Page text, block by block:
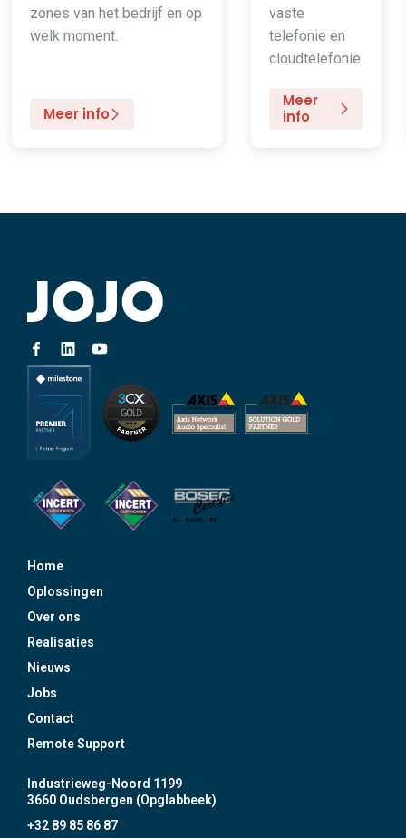
zones van het bedrijf en op
welk moment.
Meer info
vaste
telefonie en
cloudtelefonie.
Meer
info
Home
Oplossingen
Over ons
Realisaties
Nieuws
Jobs
Contact
Remote Support
Industrieweg-Noord 1199
3660 Oudsbergen (Opglabbeek)
+32 89 85 86 87